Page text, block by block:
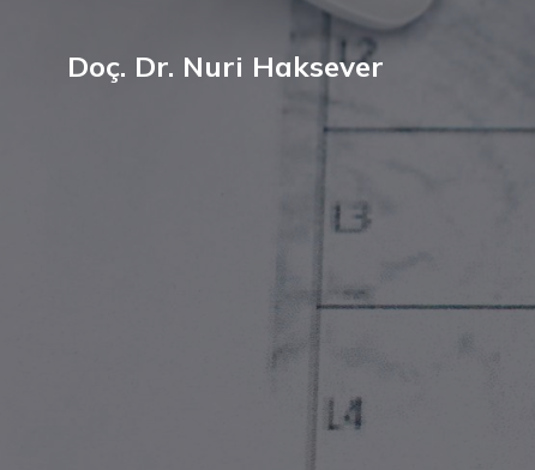
Doç. Dr. Nuri Haksever